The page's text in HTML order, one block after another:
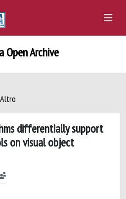
Open Archive
differentially support
on visual object